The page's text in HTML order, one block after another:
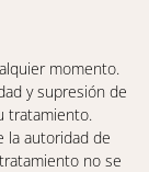
momento.
y supresión de
tratamiento.
la autoridad de
no se